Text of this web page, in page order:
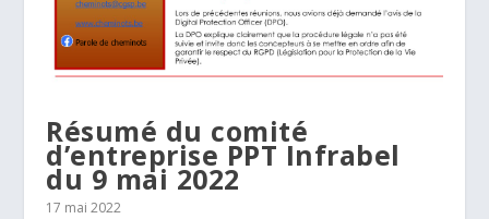
Résumé du comité
d’entreprise PPT Infrabel
du 9 mai 2022
17 mai 2022